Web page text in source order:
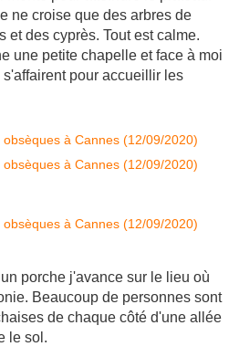
ne croise que des arbres de
et des cyprès. Tout est calme.
une petite chapelle et face à moi
pour accueillir les
porche j'avance sur le lieu où
Beaucoup de personnes sont
de chaque côté d'une allée
le sol.